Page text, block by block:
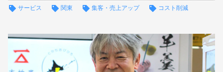
サービス 関東 集客・売上アップ コスト削減